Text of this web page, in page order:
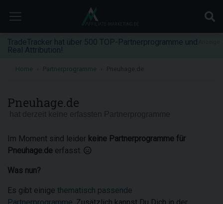
TradeTracker hat über 500 TOP-Partnerprogramme und
Real Attribution!
Home Partnerprogramme
Pneuhage.de
Im Moment sind leider keine Partnerprogramme für
Pneuhage.de erfasst.
Was nun?
Es gibt einige thematisch passende